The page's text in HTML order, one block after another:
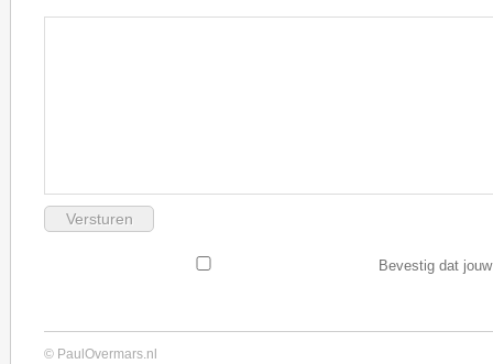
Bevestig dat
© PaulOvermars.nl